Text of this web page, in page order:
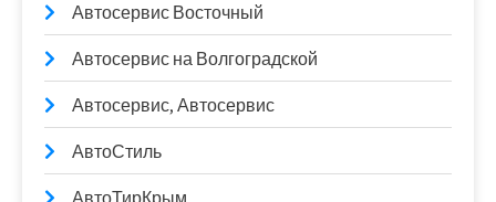
Автосервис Восточный
Автосервис на Волгоградской
Автосервис, Автосервис
АвтоСтиль